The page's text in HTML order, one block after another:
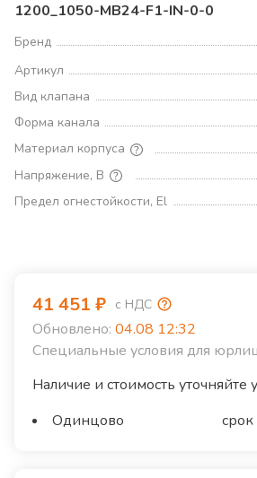
1200_1050-MB24-F1-IN-0-0
Бренд
Артикул
Вид клапана
Форма канала
Материал корпуса
Напряжение, В
Предел огнестойкости, El
41 451 ₽ с НДС
Обновлено: 04.08 12:32
Специальные условия для
Наличие и стоимость
Одинцово